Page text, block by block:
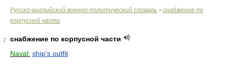
Русско-английский военно-политический словарь > снабжение по
корпусной части
2
снабжение по корпусной части
Naval: ship's outfit